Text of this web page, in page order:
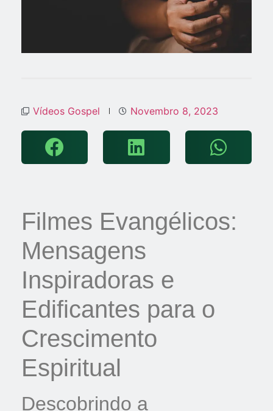
Vídeos Gospel Novembro 8, 2023
Filmes Evangélicos:
Mensagens
Inspiradoras e
Edificantes para o
Crescimento
Espiritual
Descobrindo a